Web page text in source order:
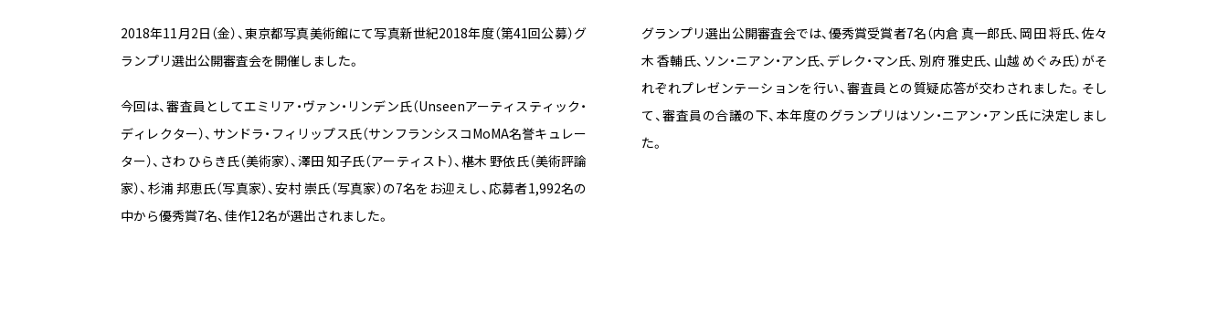
2018年11月2日（金）、東京都写真美術館にて写真新世紀2018年度（第41回公募）グ
ランプリ選出公開審査会を開催しました。
今回は、審査員としてエミリア・ヴァン・リンデン氏（Unseenアーティスティック・
ディレクター）、サンドラ・フィリップス氏（サンフランシスコMoMA名誉キュレー
ター）、さわ ひらき氏（美術家）、澤田 知子氏（アーティスト）、椹木 野依氏（美術評論
家）、杉浦 邦恵氏（写真家）、安村 崇氏（写真家）の7名をお迎えし、応募者1,992名の
中から優秀賞7名、佳作12名が選出されました。
グランプリ選出公開審査会では、優秀賞受賞者7名（内倉 真一郎氏、岡田 将氏、佐々
木 香輔氏、ソン・ニアン・アン氏、デレク・マン氏、別府 雅史氏、山越 めぐみ氏）がそ
れぞれプレゼンテーションを行い、審査員との質疑応答が交わされました。そし
て、審査員の合議の下、本年度のグランプリはソン・ニアン・アン氏に決定しまし
た。